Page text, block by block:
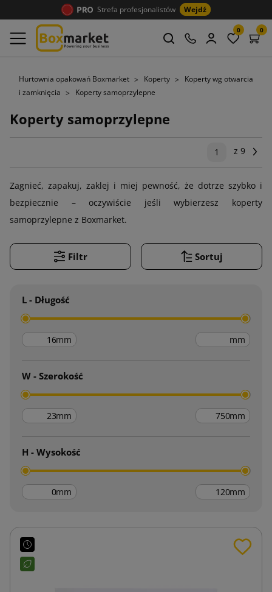
Strefa profesjonalistów Wejdź
0 0
Hurtownia opakowań Boxmarket Koperty
Koperty wg otwarcia
i zamknięcia
Koperty samoprzylepne
Koperty samoprzylepne
1 z 9
Zagnieć, zapakuj, zaklej i miej pewność, że dotrze szybko i
bezpiecznie – oczywiście jeśli wybierzesz koperty
samoprzylepne z Boxmarket.
Filtr Sortuj
L - Długość
mm mm
W - Szerokość
mm mm
H - Wysokość
mm mm